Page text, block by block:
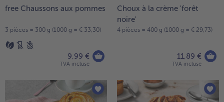
free Chaussons aux pommes
3 pièces = 300 g (1000 g = € 33,30)
9,99 €
TVA incluse
Choux à la crème 'forêt
noire'
4 pièces = 400 g (1000 g = € 29,73)
11,89 €
TVA incluse